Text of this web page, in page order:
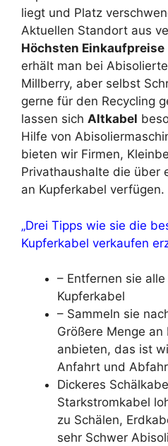
liegt und Platz
Aktuellen Standort aus
Höchsten Einkaufpreise
erhält man bei
Millberry, aber selbst
gerne für den Recycling
lassen sich Altkabel
Hilfe von
bieten wir Firmen,
Privathaushalte die über
an Kupferkabel verfügen.
„Drei Tipps wie sie die
Kupferkabel verkaufen
– Entfernen sie
Kupferkabel
– Sammeln sie
Größere Menge
anbieten, das ist
Anfahrt und
Dickeres
Starkstromkabel
zu Schälen,
sehr Schwer